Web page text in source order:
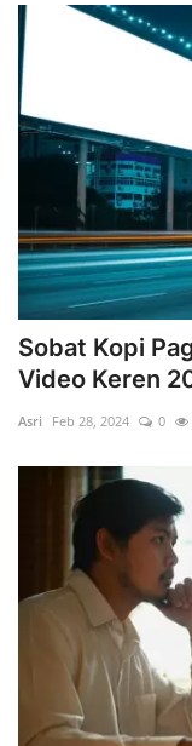
Sobat Kopi
Video Keren
Asri Feb 28, 2024 0